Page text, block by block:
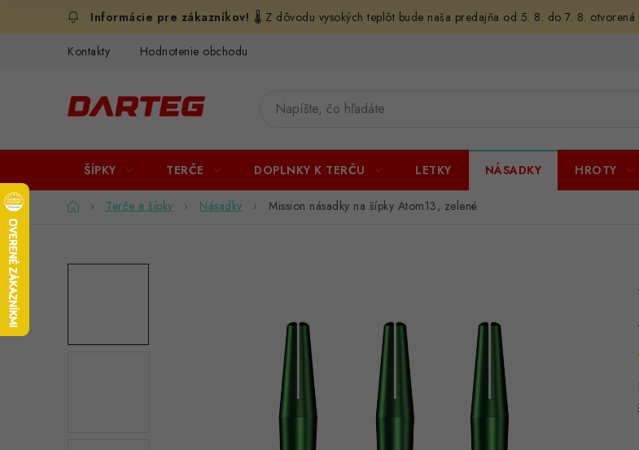
🌡️ Z dôvodu vysokých teplôt bude naša predajňa od 5. 8. do 7. 8.
Kontakty Hodnotenie obchodu
ŠÍPKY TERČE DOPLNKY K TERČU LETKY NÁSADKY HROTY
DomovTerče a šípky Násadky Mission násadky na šípky Atom13, zelené